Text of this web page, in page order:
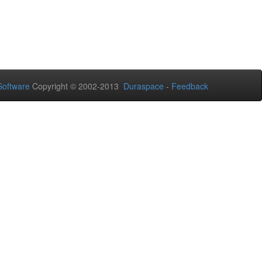
Copyright © 2002-2013 Duraspace - Feedback